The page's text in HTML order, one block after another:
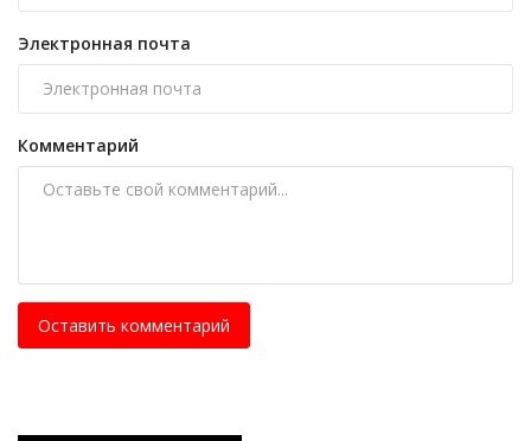
Электронная почта
Комментарий
Оставить комментарий